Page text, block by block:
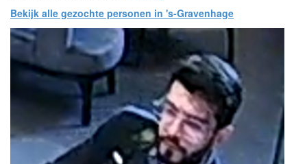
Bekijk alle gezochte personen in 's-Gravenhage